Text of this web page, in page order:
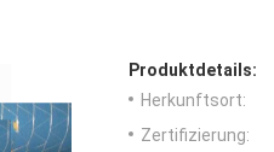
Produktdetails:
Herkunftsort:
Zertifizierung: